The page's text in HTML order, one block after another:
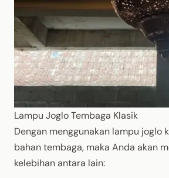
Lampu Joglo Tembaga Klasik
Dengan menggunakan lampu joglo
bahan tembaga, maka Anda akan
kelebihan antara lain: